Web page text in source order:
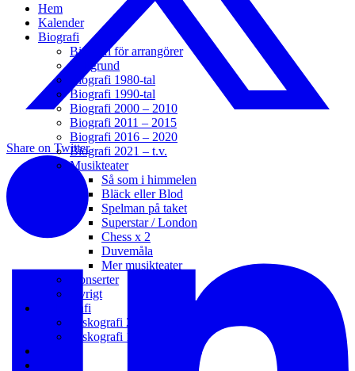
Share on Twitter
Hem
Kalender
Biografi
Biografi för arrangörer
Bakgrund
Biografi 1980-tal
Biografi 1990-tal
Biografi 2000 – 2010
Biografi 2011 – 2015
Biografi 2016 – 2020
Biografi 2021 – t.v.
Musikteater
Så som i himmelen
Bläck eller Blod
Spelman på taket
Superstar / London
Chess x 2
Duvemåla
Mer musikteater
Konserter
Övrigt
Diskografi
Diskografi 2006 – t.v.
Diskografi 1988 – 2005